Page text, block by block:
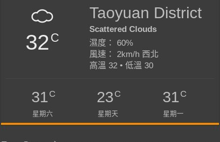
32C
Taoyuan District
Scattered Clouds
濕度： 60%
風速： 2km/h 西北
高溫 32 • 低溫 30
31C
星期六
23C
星期天
31C
星期一